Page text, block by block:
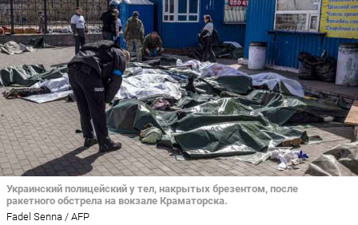
Украинский полицейский у тел, накрытых брезентом, после
ракетного обстрела на вокзале Краматорска.
Fadel Senna / AFP